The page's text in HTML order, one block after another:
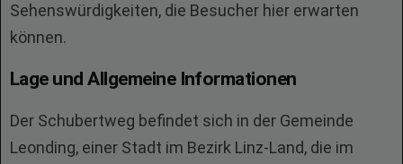
Sehenswürdigkeiten, die Besucher hier erwarten
können.
Lage und Allgemeine Informationen
Der Schubertweg befindet sich in der Gemeinde
Leonding, einer Stadt im Bezirk Linz-Land, die im